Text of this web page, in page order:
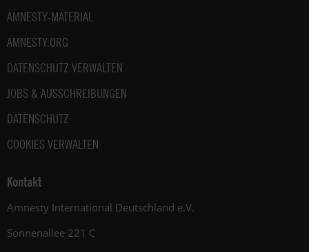
AMNESTY-MATERIAL
AMNESTY.ORG
DATENSCHUTZ VERWALTEN
JOBS & AUSSCHREIBUNGEN
DATENSCHUTZ
COOKIES VERWALTEN
Kontakt
Amnesty International Deutschland e.V.
Sonnenallee 221 C